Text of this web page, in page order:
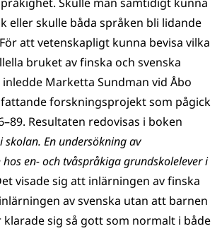
eller skulle båda språken bli lidande
att vetenskapligt kunna bevisa vilka
bruket av finska och svenska
Marketta Sundman vid Åbo
forskningsprojekt som pågick
Resultaten redovisas i boken
skolan. En undersökning av
en- och tvåspråkiga grundskolelever i
visade sig att inlärningen av finska
av svenska utan att barnen
klarade sig så gott som normalt i både